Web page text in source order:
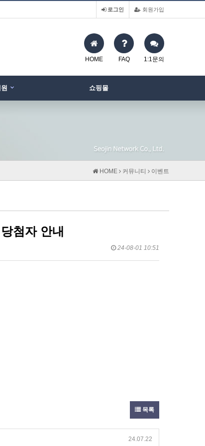
회원가입
로그인
HOME FAQ 1:1문의
쇼핑몰
HOME 커뮤니티 이벤트
첨자 안내
24-08-01 10:51
목록
24.07.22